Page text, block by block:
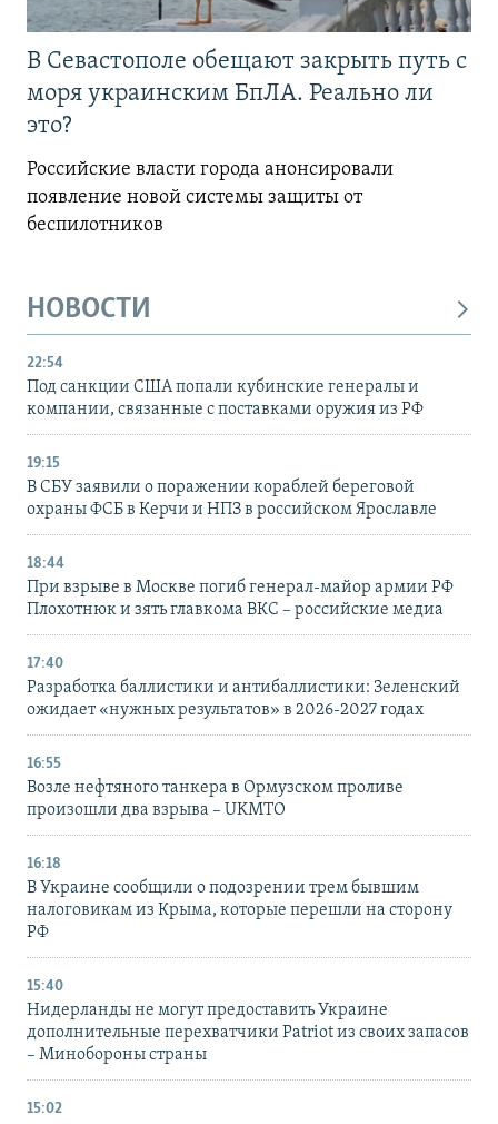
В Севастополе обещают закрыть путь с
моря украинским БпЛА. Реально ли
это?
Российские власти города анонсировали
появление новой системы защиты от
беспилотников
НОВОСТИ
22:54
Под санкции США попали кубинские генералы и
компании, связанные с поставками оружия из РФ
19:15
В СБУ заявили о поражении кораблей береговой
охраны ФСБ в Керчи и НПЗ в российском Ярославле
18:44
При взрыве в Москве погиб генерал-майор армии РФ
Плохотнюк и зять главкома ВКС – российские медиа
17:40
Разработка баллистики и антибаллистики: Зеленский
ожидает «нужных результатов» в 2026-2027 годах
16:55
Возле нефтяного танкера в Ормузском проливе
произошли два взрыва – UKMTO
16:18
В Украине сообщили о подозрении трем бывшим
налоговикам из Крыма, которые перешли на сторону
РФ
15:40
Нидерланды не могут предоставить Украине
дополнительные перехватчики Patriot из своих запасов
– Минобороны страны
15:02